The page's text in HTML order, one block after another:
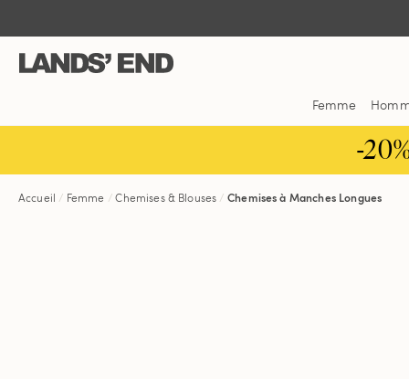
contenu
navigation
barre
Femme
-
Accueil Femme Chemises & Blouses Chemises à Manches Longues